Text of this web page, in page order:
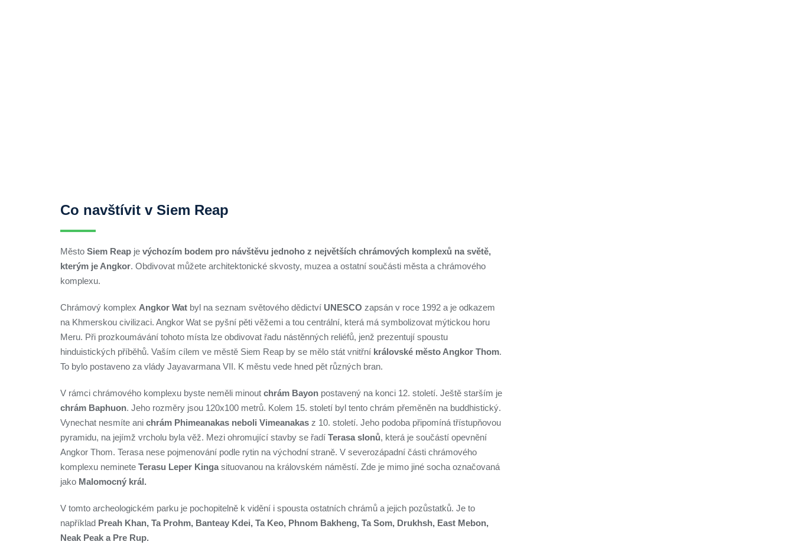
Co navštívit v Siem Reap
Město Siem Reap je výchozím bodem pro návštěvu jednoho z největších chrámových komplexů na světě,
kterým je Angkor. Obdivovat můžete architektonické skvosty, muzea a ostatní součásti města a chrámového
komplexu.
Chrámový komplex Angkor Wat byl na seznam světového dědictví UNESCO zapsán v roce 1992 a je odkazem
na Khmerskou civilizaci. Angkor Wat se pyšní pěti věžemi a tou centrální, která má symbolizovat mýtickou horu
Meru. Při prozkoumávání tohoto místa lze obdivovat řadu nástěnných reliéfů, jenž prezentují spoustu
hinduistických příběhů. Vaším cílem ve městě Siem Reap by se mělo stát vnitřní královské město Angkor Thom.
To bylo postaveno za vlády Jayavarmana VII. K městu vede hned pět různých bran.
V rámci chrámového komplexu byste neměli minout chrám Bayon postavený na konci 12. století. Ještě starším je
chrám Baphuon. Jeho rozměry jsou 120x100 metrů. Kolem 15. století byl tento chrám přeměněn na buddhistický.
Vynechat nesmíte ani chrám Phimeanakas neboli Vimeanakas z 10. století. Jeho podoba připomíná třístupňovou
pyramidu, na jejímž vrcholu byla věž. Mezi ohromující stavby se řadí Terasa slonů, která je součástí opevnění
Angkor Thom. Terasa nese pojmenování podle rytin na východní straně. V severozápadní části chrámového
komplexu neminete Terasu Leper Kinga situovanou na královském náměstí. Zde je mimo jiné socha označovaná
jako Malomocný král.
V tomto archeologickém parku je pochopitelně k vidění i spousta ostatních chrámů a jejich pozůstatků. Je to
například Preah Khan, Ta Prohm, Banteay Kdei, Ta Keo, Phnom Bakheng, Ta Som, Drukhsh, East Mebon,
Neak Peak a Pre Rup.